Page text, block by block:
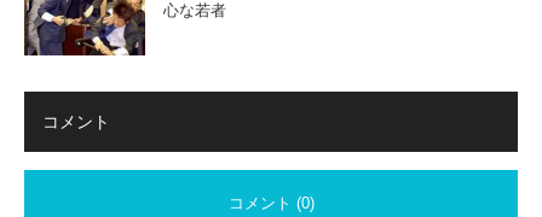
心な若者
コメント
コメント (0)